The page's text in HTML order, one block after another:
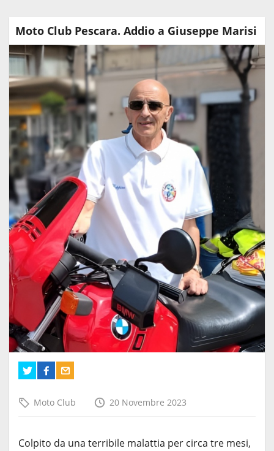
Moto Club Pescara. Addio a Giuseppe Marisi
Moto Club 20 Novembre 2023
Colpito da una terribile malattia per circa tre mesi,